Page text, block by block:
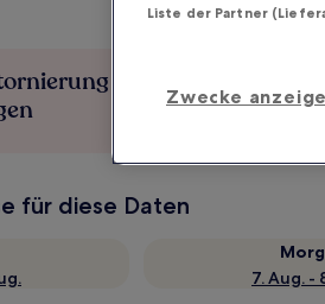
bei
für diese Daten
7. Aug. -
Liste der Partner
Zwecke